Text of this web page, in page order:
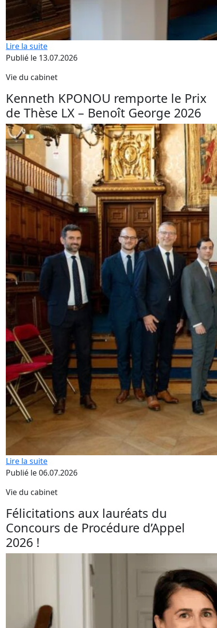
Lire la suite
Publié le 13.07.2026
Vie du cabinet
Kenneth KPONOU remporte le Prix
de Thèse LX – Benoît George 2026
Lire la suite
Publié le 06.07.2026
Vie du cabinet
Félicitations aux lauréats du
Concours de Procédure d’Appel
2026 !